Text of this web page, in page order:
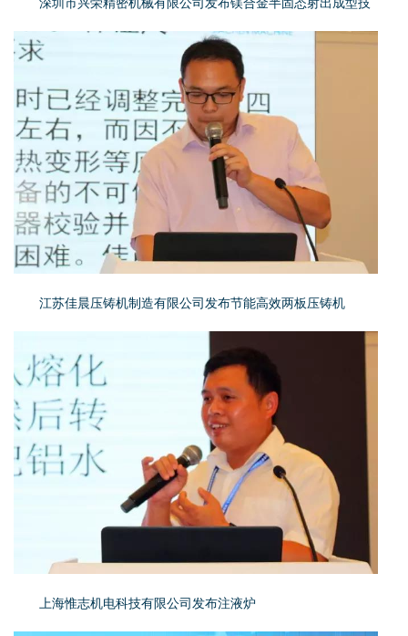
江苏佳晨压铸机制造有限公司发布节能高效两板压铸机
上海惟志机电科技有限公司发布注液炉